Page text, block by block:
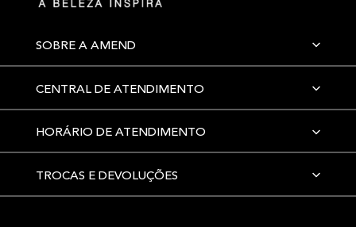
SOBRE A AMEND
CENTRAL DE ATENDIMENTO
HORÁRIO DE ATENDIMENTO
TROCAS E DEVOLUÇÕES